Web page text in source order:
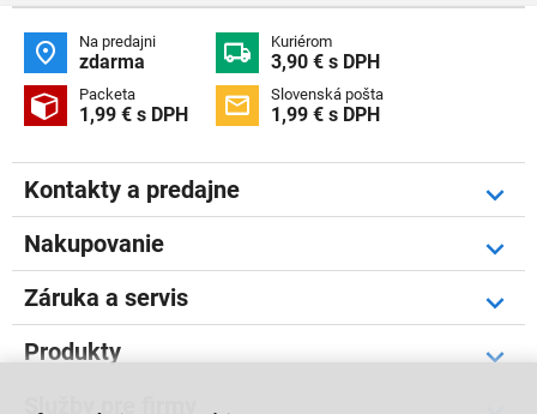
 Na predajni
zdarma  Kuriérom
3,90 € s DPH
 Packeta
1,99 € s DPH  Slovenská pošta
1,99 € s DPH
Kontakty a predajne
Nakupovanie
Záruka a servis
Produkty